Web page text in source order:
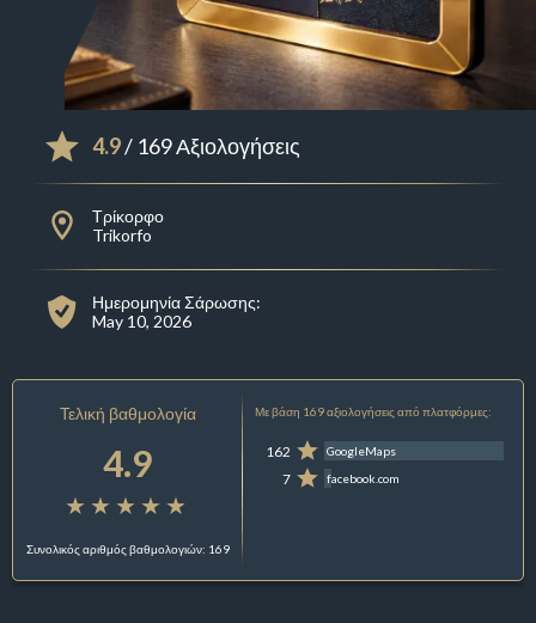
4.9/ 169 Αξιολογήσεις
Τρίκορφο
Trikorfo
Ημερομηνία Σάρωσης:
May 10, 2026
Τελική βαθμολογία
4.9
Συνολικός αριθμός βαθμολογιών: 169
Με βάση 169 αξιολογήσεις από πλατφόρμες:
162 GoogleMaps
7 facebook.com